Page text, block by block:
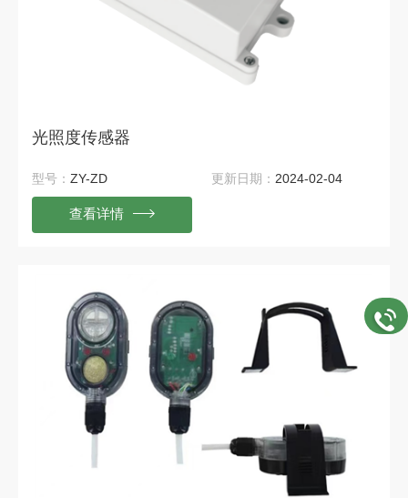
光照度传感器
型号： ZY-ZD 更新日期： 2024-02-04
查看详情